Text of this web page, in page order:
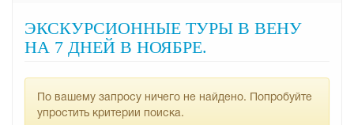
ЭКСКУРСИОННЫЕ ТУРЫ В ВЕНУ
НА 7 ДНЕЙ В НОЯБРЕ.
По вашему запросу ничего не найдено. Попробуйте
упростить критерии поиска.